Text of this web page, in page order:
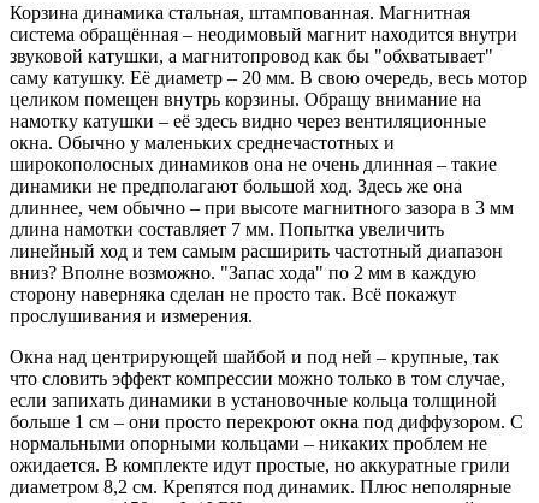
Корзина динамика стальная, штампованная. Магнитная
система обращённая – неодимовый магнит находится внутри
звуковой катушки, а магнитопровод как бы "обхватывает"
саму катушку. Её диаметр – 20 мм. В свою очередь, весь мотор
целиком помещен внутрь корзины. Обращу внимание на
намотку катушки – её здесь видно через вентиляционные
окна. Обычно у маленьких среднечастотных и
широкополосных динамиков она не очень длинная – такие
динамики не предполагают большой ход. Здесь же она
длиннее, чем обычно – при высоте магнитного зазора в 3 мм
длина намотки составляет 7 мм. Попытка увеличить
линейный ход и тем самым расширить частотный диапазон
вниз? Вполне возможно. "Запас хода" по 2 мм в каждую
сторону наверняка сделан не просто так. Всё покажут
прослушивания и измерения.
Окна над центрирующей шайбой и под ней – крупные, так
что словить эффект компрессии можно только в том случае,
если запихать динамики в установочные кольца толщиной
больше 1 см – они просто перекроют окна под диффузором. С
нормальными опорными кольцами – никаких проблем не
ожидается. В комплекте идут простые, но аккуратные грили
диаметром 8,2 см. Крепятся под динамик. Плюс неполярные